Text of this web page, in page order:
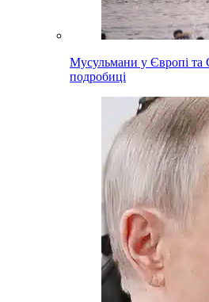
Мусульмани у Європі
подробиці